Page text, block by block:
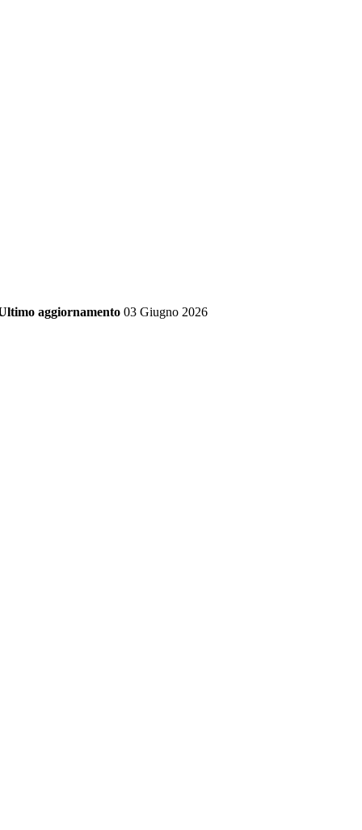
aggiornamento 03 Giugno 2026